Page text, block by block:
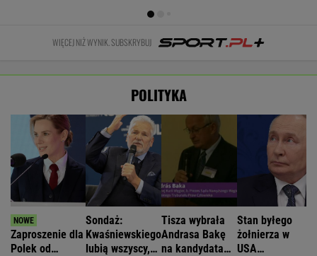
WIĘCEJ NIŻ WYNIK. SUBSKRYBUJ
POLITYKA
Zaproszenie dla
Polek od
Sondaż:
Kwaśniewskiego
lubią wszyscy,
Tisza wybrała
Andrasa Bakę
na kandydata
Stan byłego
żołnierza w
USA